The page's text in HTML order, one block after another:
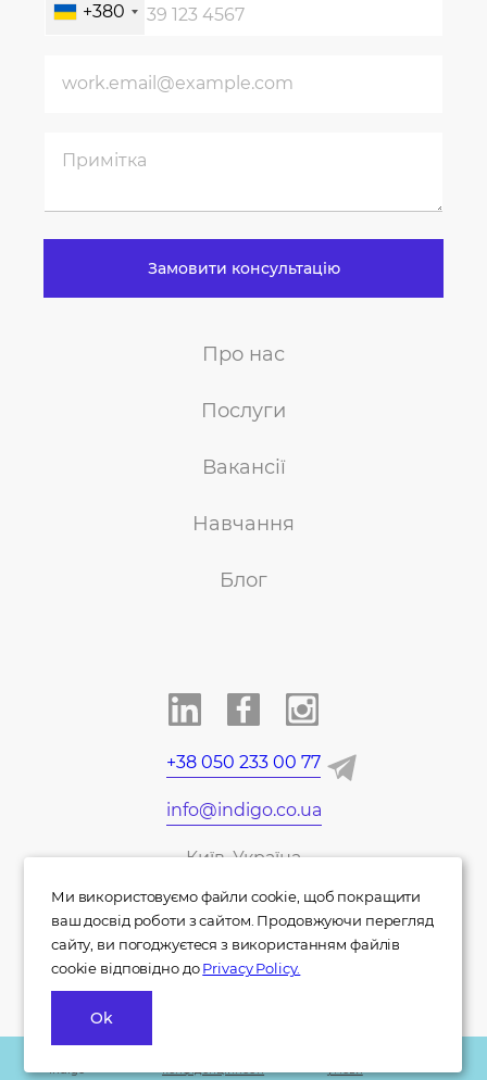
+38 050 233 00 77
info@indigo.co.ua
Київ, Україна
EN DE
Про нас
Послуги
Вакансії
Навчання
Блог
+380
Замовити консультацію
«Indigo»
конфіденційності
умови
Ми використовуємо файли cookie, щоб покращити
ваш досвід роботи з сайтом. Продовжуючи перегляд
сайту, ви погоджуєтеся з використанням файлів
cookie відповідно доPrivacy Policy.
Ok